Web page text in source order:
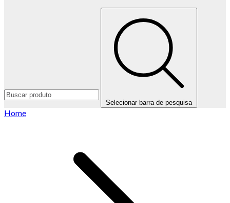
Selecionar barra de pesquisa
Home